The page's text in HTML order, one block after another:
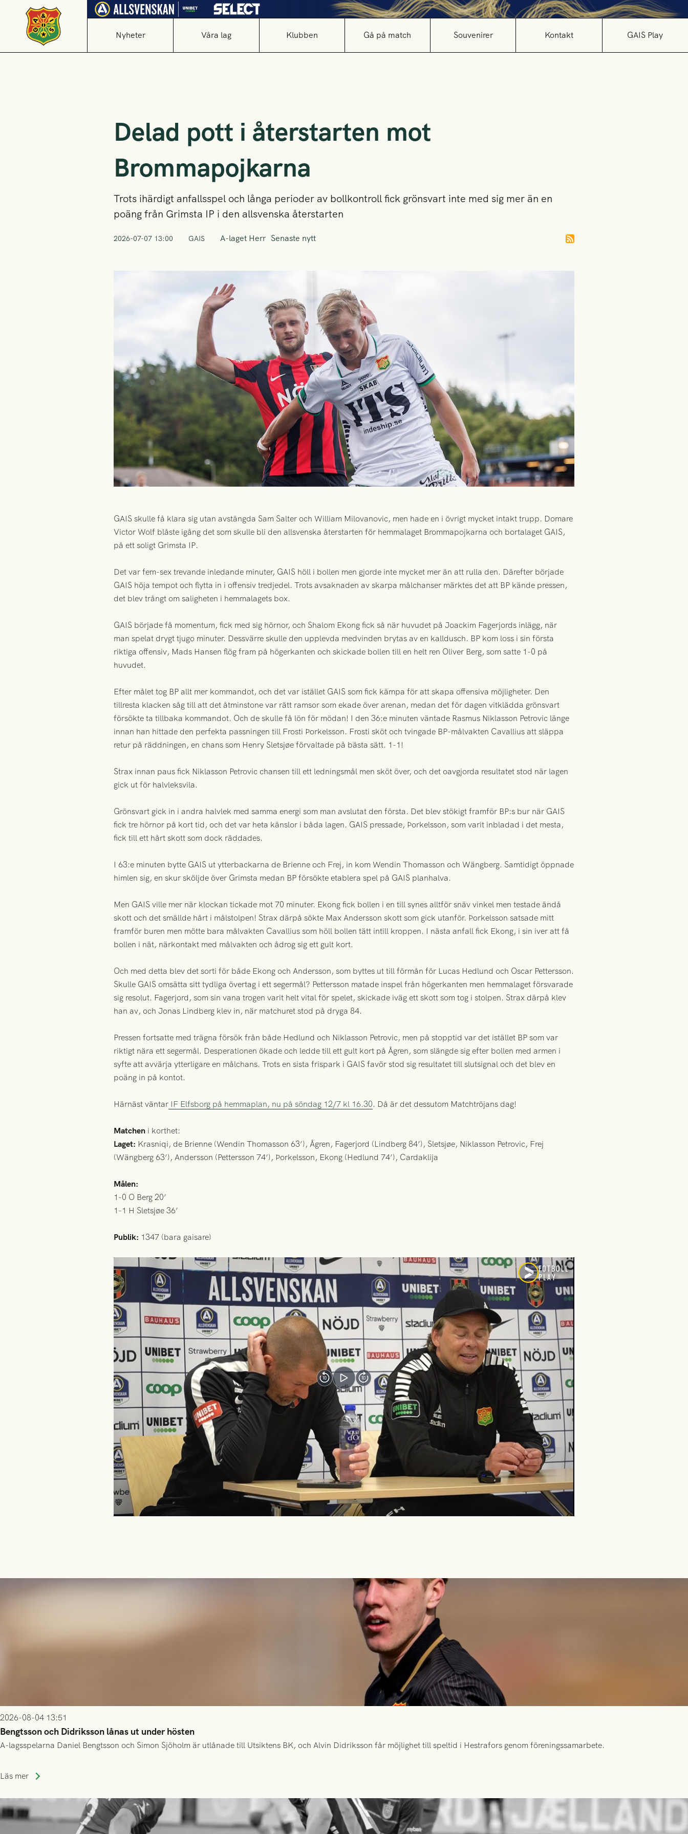
Nyheter Våra lag Klubben Gå på match Souvenirer Kontakt GAIS Play
Delad pott i återstarten mot
Brommapojkarna
Trots ihärdigt anfallsspel och långa perioder av bollkontroll fick grönsvart inte med sig mer än en
poäng från Grimsta IP i den allsvenska återstarten
2026-07-07 13:00 GAIS A-laget Herr Senaste nytt
GAIS skulle få klara sig utan avstängda Sam Salter och William Milovanovic, men hade en i övrigt mycket intakt trupp. Domare
Victor Wolf blåste igång det som skulle bli den allsvenska återstarten för hemmalaget Brommapojkarna och bortalaget GAIS,
på ett soligt Grimsta IP.
Det var fem-sex trevande inledande minuter, GAIS höll i bollen men gjorde inte mycket mer än att rulla den. Därefter började
GAIS höja tempot och flytta in i offensiv tredjedel. Trots avsaknaden av skarpa målchanser märktes det att BP kände pressen,
det blev trångt om saligheten i hemmalagets box.
GAIS började få momentum, fick med sig hörnor, och Shalom Ekong fick så när huvudet på Joackim Fagerjords inlägg, när
man spelat drygt tjugo minuter. Dessvärre skulle den upplevda medvinden brytas av en kalldusch. BP kom loss i sin första
riktiga offensiv, Mads Hansen flög fram på högerkanten och skickade bollen till en helt ren Oliver Berg, som satte 1-0 på
huvudet.
Efter målet tog BP allt mer kommandot, och det var istället GAIS som fick kämpa för att skapa offensiva möjligheter. Den
tillresta klacken såg till att det åtminstone var rätt ramsor som ekade över arenan, medan det för dagen vitklädda grönsvart
försökte ta tillbaka kommandot. Och de skulle få lön för mödan! I den 36:e minuten väntade Rasmus Niklasson Petrovic länge
innan han hittade den perfekta passningen till Frosti Þorkelsson. Frosti sköt och tvingade BP-målvakten Cavallius att släppa
retur på räddningen, en chans som Henry Sletsjøe förvaltade på bästa sätt. 1-1!
Strax innan paus fick Niklasson Petrovic chansen till ett ledningsmål men sköt över, och det oavgjorda resultatet stod när lagen
gick ut för halvleksvila.
Grönsvart gick in i andra halvlek med samma energi som man avslutat den första. Det blev stökigt framför BP:s bur när GAIS
fick tre hörnor på kort tid, och det var heta känslor i båda lagen. GAIS pressade, Þorkelsson, som varit inbladad i det mesta,
fick till ett hårt skott som dock räddades.
I 63:e minuten bytte GAIS ut ytterbackarna de Brienne och Frej, in kom Wendin Thomasson och Wängberg. Samtidigt öppnade
himlen sig, en skur sköljde över Grimsta medan BP försökte etablera spel på GAIS planhalva.
Men GAIS ville mer när klockan tickade mot 70 minuter. Ekong fick bollen i en till synes alltför snäv vinkel men testade ändå
skott och det smällde hårt i målstolpen! Strax därpå sökte Max Andersson skott som gick utanför. Þorkelsson satsade mitt
framför buren men mötte bara målvakten Cavallius som höll bollen tätt intill kroppen. I nästa anfall fick Ekong, i sin iver att få
bollen i nät, närkontakt med målvakten och ådrog sig ett gult kort.
Och med detta blev det sorti för både Ekong och Andersson, som byttes ut till förmån för Lucas Hedlund och Oscar Pettersson.
Skulle GAIS omsätta sitt tydliga övertag i ett segermål? Pettersson matade inspel från högerkanten men hemmalaget försvarade
sig resolut. Fagerjord, som sin vana trogen varit helt vital för spelet, skickade iväg ett skott som tog i stolpen. Strax därpå klev
han av, och Jonas Lindberg klev in, när matchuret stod på dryga 84.
Pressen fortsatte med trägna försök från både Hedlund och Niklasson Petrovic, men på stopptid var det istället BP som var
riktigt nära ett segermål. Desperationen ökade och ledde till ett gult kort på Ågren, som slängde sig efter bollen med armen i
syfte att avvärja ytterligare en målchans. Trots en sista frispark i GAIS favör stod sig resultatet till slutsignal och det blev en
poäng in på kontot.
Härnäst väntar IF Elfsborg på hemmaplan, nu på söndag 12/7 kl 16.30. Då är det dessutom Matchtröjans dag!
Matchen i korthet:
Laget: Krasniqi, de Brienne (Wendin Thomasson 63’), Ågren, Fagerjord (Lindberg 84’), Sletsjøe, Niklasson Petrovic, Frej
(Wängberg 63’), Andersson (Pettersson 74’), Þorkelsson, Ekong (Hedlund 74’), Cardaklija
Målen:
1-0 O Berg 20’
1-1 H Sletsjøe 36’
Publik: 1347 (bara gaisare)
2026-08-04 13:51
Bengtsson och Didriksson lånas ut under hösten
A-lagsspelarna Daniel Bengtsson och Simon Sjöholm är utlånade till Utsiktens BK, och Alvin Didriksson får möjlighet till speltid i Hestrafors genom föreningssamarbete.
Läs mer